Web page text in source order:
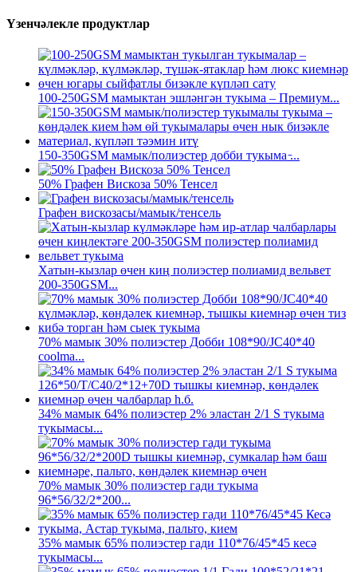
Үзенчәлекле продуктлар
100-250GSM мамыктан эшләнгән тукыма – Премиум...
150-350GSM мамык/полиэстер добби тукыма ̵...
50% Графен Вискоза 50% Тенсел
Графен вискозасы/мамык/тенсель
Хатын-кызлар өчен киң полиэстер полиамид вельвет
200-350GSM...
70% мамык 30% полиэстер Добби 108*90/JC40*40
coolma...
34% мамык 64% полиэстер 2% эластан 2/1 S тукыма
тукымасы...
70% мамык 30% полиэстер гади тукыма
96*56/32/2*200...
35% мамык 65% полиэстер гади 110*76/45*45 кесә
тукымасы...